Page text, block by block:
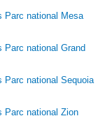
Parc national Mesa
Parc national Grand
Parc national Sequoia
Parc national Zion